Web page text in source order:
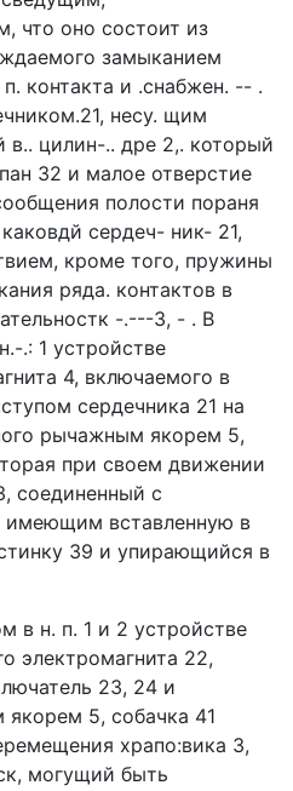
что оно состоит из
замыканием
контакта и .снабжен. -- .
несу. щим
цилин-.. дре 2,. который
32 и малое отверстие
полости пораня
сердеч- ник- 21,
кроме того, пружины
ряда. контактов в
-.---3, - . В
.: 1 устройстве
4, включаемого в
сердечника 21 на
рычажным якорем 5,
при своем движении
соединенный с
имеющим вставленную в
39 и упирающийся в
в н. п. 1 и 2 устройстве
электромагнита 22,
23, 24 и
5, собачка 41
храпо:вика 3,
могущий быть